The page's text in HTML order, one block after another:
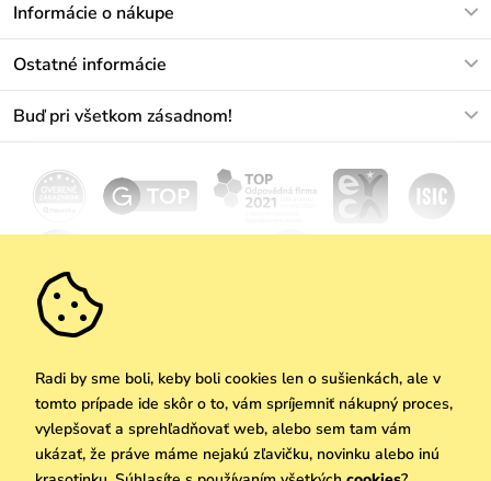
info@vuch.sk
Informácie o nákupe
Materiály a údržba
Vrátenie a reklamácia
Ostatné informácie
Darčekové poukazy
We Care
Vuchlook
Predajne
Buď pri všetkom zásadnom!
Odoberať
Copyright © 2026 Vuch s.r.o. Všetky práva vyhradené. Technicky zabezpečuje
Radi by sme boli, keby boli cookies len o sušienkách, ale v
tomto prípade ide skôr o to, vám spríjemniť nákupný proces,
vylepšovať a sprehľadňovať web, alebo sem tam vám
ukázať, že práve máme nejakú zľavičku, novinku alebo inú